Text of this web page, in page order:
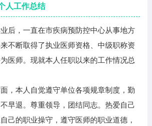
人工作总结
，一直在市疾病预防控中心从事地方
不断取得了执业医师资格、中级职称资
医师。现就本人任职以来的工作情况总
本人自觉遵守单位各项规章制度，勤
早退。尊重领导，团结同志。热爱自己
己的职业操守，遵守医师的职业道德，